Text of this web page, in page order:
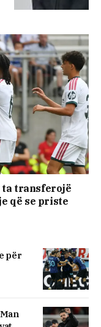
ta transferojë
që se priste
për